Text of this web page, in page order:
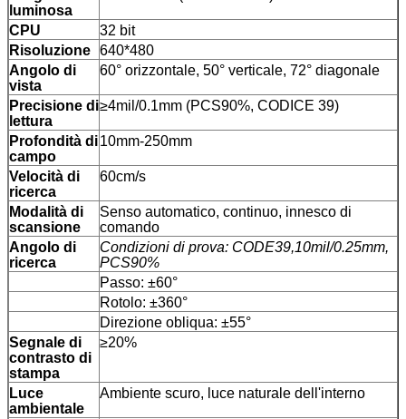
luminosa
CPU
32 bit
Risoluzione 640*480
Angolo di
vista
60° orizzontale, 50° verticale, 72° diagonale
Precisione di
lettura
≥4mil/0.1mm (PCS90%, CODICE 39)
Profondità di
campo
10mm-250mm
Velocità di
ricerca
60cm/s
Modalità di
scansione
Senso automatico, continuo, innesco di
comando
Angolo di
ricerca
Condizioni di prova: CODE39,10mil/0.25mm,
PCS90%
Passo: ±60°
Rotolo: ±360°
Direzione obliqua: ±55°
Segnale di
contrasto di
stampa
≥20%
Luce
ambientale
Ambiente scuro, luce naturale dell'interno